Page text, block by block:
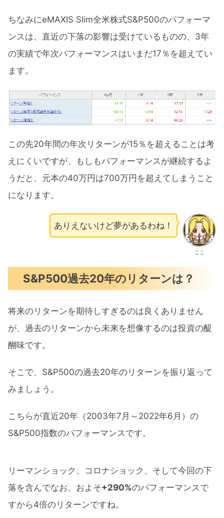
ちなみにeMAXIS Slim全米株式S&P500のパフォーマ
ンスは、直近の下落の影響は受けているものの、3年
の実績で年次パフォーマンスはいまだ17％を超えてい
ます。
この先20年間の年次リターンが15％を超えることは考
えにくいですが、もしもパフォーマンスが継続するよ
うだと、元本の40万円は700万円を超えてしまうこと
になります。
ここ
ありえないけど夢があるわね！
S&P500過去20年のリターンは？
将来のリターンを期待しすぎるのは良くありません
が、過去のリターンから未来を想像するのは投資の醍
醐味です。
そこで、S&P500の過去20年のリターンを振り返って
みましょう。
こちらが直近20年（2003年7月～2022年6月）の
S&P500指数のパフォーマンスです。
リーマンショック、コロナショック、そして今回の下
落を含んでなお、およそ+290%のパフォーマンスで
すから4倍のリターンですね。